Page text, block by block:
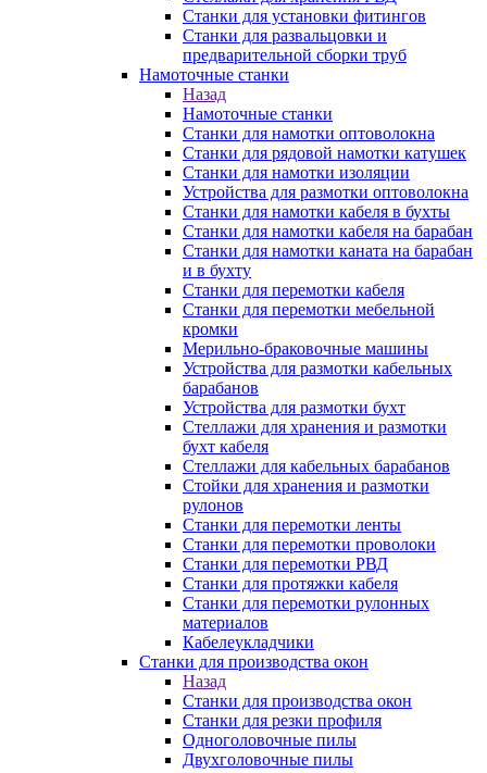
Станки для установки фитингов
Станки для развальцовки и
предварительной сборки труб
Намоточные станки
Назад
Намоточные станки
Станки для намотки оптоволокна
Станки для рядовой намотки катушек
Станки для намотки изоляции
Устройства для размотки оптоволокна
Станки для намотки кабеля в бухты
Станки для намотки кабеля на барабан
Станки для намотки каната на барабан
и в бухту
Станки для перемотки кабеля
Станки для перемотки мебельной
кромки
Мерильно-браковочные машины
Устройства для размотки кабельных
барабанов
Устройства для размотки бухт
Стеллажи для хранения и размотки
бухт кабеля
Стеллажи для кабельных барабанов
Стойки для хранения и размотки
рулонов
Станки для перемотки ленты
Станки для перемотки проволоки
Станки для перемотки РВД
Станки для протяжки кабеля
Станки для перемотки рулонных
материалов
Кабелеукладчики
Станки для производства окон
Назад
Станки для производства окон
Станки для резки профиля
Одноголовочные пилы
Двухголовочные пилы